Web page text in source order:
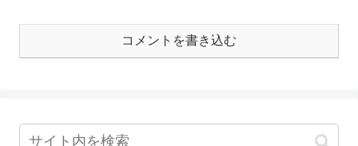
コメントを書き込む